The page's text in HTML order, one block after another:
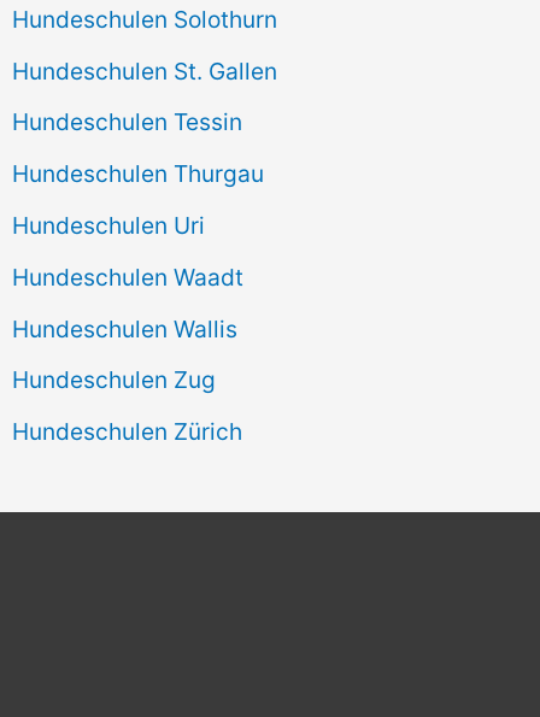
Hundeschulen Solothurn
Hundeschulen St. Gallen
Hundeschulen Tessin
Hundeschulen Thurgau
Hundeschulen Uri
Hundeschulen Waadt
Hundeschulen Wallis
Hundeschulen Zug
Hundeschulen Zürich